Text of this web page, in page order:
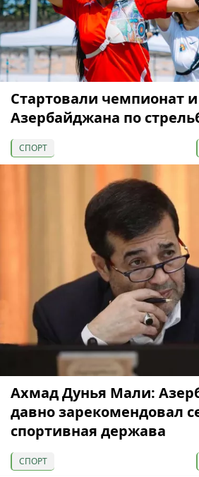
Cтартовали чемпионат
Азербайджана по
СПОРТ
Ахмад Дунья Мали:
давно зарекомендовал
спортивная держава
СПОРТ